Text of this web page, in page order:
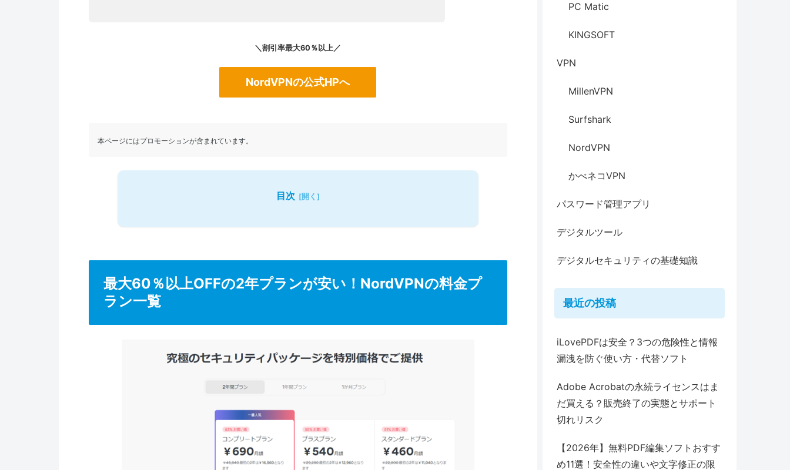
＼割引率最大60％以上／
NordVPNの公式HPへ
本ページにはプロモーションが含まれています。
目次
最大60％以上OFFの2年プランが安い！NordVPNの料金プ
ラン一覧
PC Matic
KINGSOFT
VPN
MillenVPN
Surfshark
NordVPN
かべネコVPN
パスワード管理アプリ
デジタルツール
デジタルセキュリティの基礎知識
最近の投稿
iLovePDFは安全？3つの危険性と情報
漏洩を防ぐ使い方・代替ソフト
Adobe Acrobatの永続ライセンスはま
だ買える？販売終了の実態とサポート
切れリスク
【2026年】無料PDF編集ソフトおすす
め11選！安全性の違いや文字修正の限